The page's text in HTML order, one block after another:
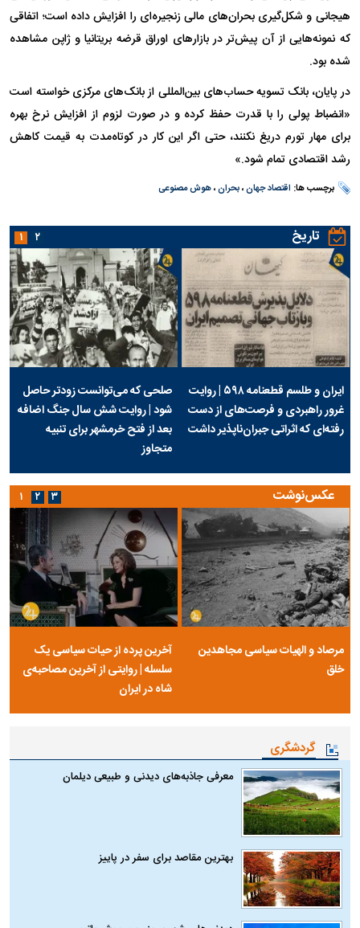
هیجانی و شکل‌گیری بحران‌های مالی زنجیره‌ای را افزایش داده است؛ اتفاقی
که نمونه‌هایی از آن پیش‌تر در بازار‌های اوراق قرضه بریتانیا و ژاپن مشاهده
شده بود.
در پایان، بانک تسویه حساب‌های بین‌المللی از بانک‌های مرکزی خواسته است
«انضباط پولی را با قدرت حفظ کرده و در صورت لزوم از افزایش نرخ بهره
برای مهار تورم دریغ نکنند، حتی اگر این کار در کوتاه‌مدت به قیمت کاهش
رشد اقتصادی تمام شود.»
برچسب ها: اقتصاد جهان،بحران،هوش مصنوعی
تاریخ
ایران و طلسم قطعنامه ۵۹۸ | روایت
غرور راهبردی و فرصت‌های از دست
رفته‌ای که اثراتی جبران‌ناپذیر داشت
صلحی که می‌توانست زودتر حاصل
شود | روایت شش سال جنگ اضافه
بعد از فتح خرمشهر برای تنبیه
متجاوز
۱ ۲
عکس‌نوشت
مرصاد و الهیات سیاسی مجاهدین
خلق
آخرین پرده از حیات سیاسی یک
سلسله | روایتی از آخرین مصاحبه‌ی
شاه در ایران
۱ ۲ ۳
گردشگری
معرفی جاذبه‌های دیدنی و طبیعی دیلمان
بهترین مقاصد برای سفر در پاییز